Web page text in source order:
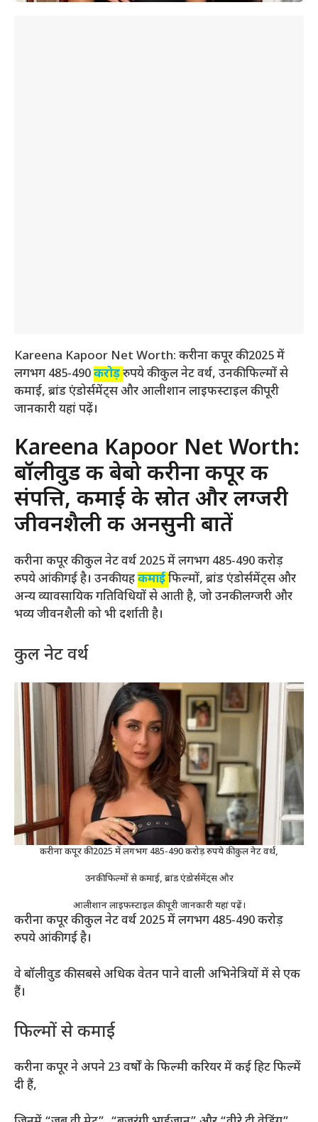
Kareena Kapoor Net Worth: करीना कपूर की 2025 में
लगभग 485-490करोड़रुपये की कुल नेट वर्थ, उनकी फिल्मों से
कमाई, ब्रांड एंडोर्समेंट्स और आलीशान लाइफस्टाइल की पूरी
जानकारी यहां पढ़ें।
Kareena Kapoor Net Worth:
बॉलीवुड की बेबो करीना कपूर की
संपत्ति, कमाई के स्रोत और लग्जरी
जीवनशैली की अनसुनी बातें
करीना कपूर की कुल नेट वर्थ 2025 में लगभग 485-490 करोड़
रुपये आंकी गई है। उनकी यहकमाईफिल्मों, ब्रांड एंडोर्समेंट्स और
अन्य व्यावसायिक गतिविधियों से आती है, जो उनकी लग्जरी और
भव्य जीवनशैली को भी दर्शाती है।
कुल नेट वर्थ
करीना कपूर की 2025 में लगभग 485-490 करोड़ रुपये की कुल नेट वर्थ,
उनकी फिल्मों से कमाई, ब्रांड एंडोर्समेंट्स और
आलीशान लाइफस्टाइल की पूरी जानकारी यहां पढ़ें।
करीना कपूर की कुल नेट वर्थ 2025 में लगभग 485-490 करोड़
रुपये आंकी गई है।
वे बॉलीवुड की सबसे अधिक वेतन पाने वाली अभिनेत्रियों में से एक
हैं।
फिल्मों से कमाई
करीना कपूर ने अपने 23 वर्षों के फिल्मी करियर में कई हिट फिल्में
दी हैं,